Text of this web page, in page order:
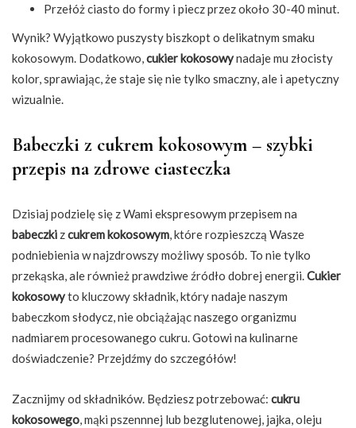
Przełóż ciasto do formy i piecz przez około 30-40 minut.
Wynik? Wyjątkowo puszysty biszkopt o delikatnym smaku
kokosowym. Dodatkowo,cukier kokosowynadaje mu złocisty
kolor, sprawiając, że staje się nie tylko smaczny, ale i apetyczny
wizualnie.
Babeczki z cukrem kokosowym – szybki
przepis na zdrowe ciasteczka
Dzisiaj podzielę się z Wami ekspresowym przepisem na
babeczki zcukrem kokosowym, które rozpieszczą Wasze
podniebienia w najzdrowszy możliwy sposób. To nie tylko
przekąska, ale również prawdziwe źródło dobrej energii.Cukier
kokosowyto kluczowy składnik, który nadaje naszym
babeczkom słodycz, nie obciążając naszego organizmu
nadmiarem procesowanego cukru. Gotowi na kulinarne
doświadczenie? Przejdźmy do szczegółów!
Zacznijmy od składników. Będziesz potrzebować: cukru
kokosowego, mąki pszennnej lub bezglutenowej, jajka, oleju